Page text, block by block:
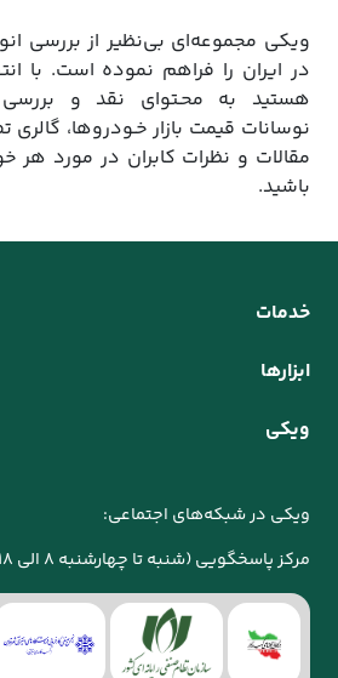
ویکی مجموعه‌ای بی‌نظیر از بررسی
در ایران را فراهم نموده است. با
هستید به محـتوای نقد و
نوسانات قیمت بازار خـودروها،
مقالات و نظرات کابران در مورد
باشید.
خدمات
ابزارها
ویکی
ویکی در شبکه‌های اجتماعی:
مرکز پاسخگویی (شنبه تا چهارشنبه 8 الی 18):